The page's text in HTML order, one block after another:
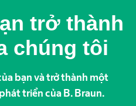
trở thành
chúng tôi
bạn và trở thành một
triển của B. Braun.